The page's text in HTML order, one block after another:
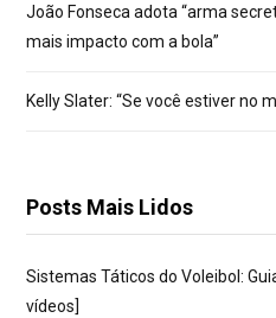
João Fonseca adota “arma
mais impacto com a bola”
Kelly Slater: “Se você estiver no
Posts Mais Lidos
Sistemas Táticos do Voleibol:
vídeos]